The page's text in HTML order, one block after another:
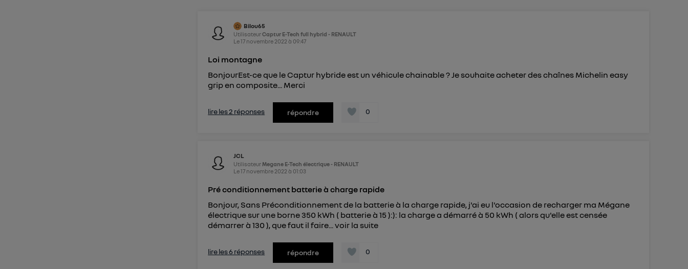
Bilou65
UtilisateurCaptur E-Tech full hybrid - RENAULT
Le17 novembre 2022 à 09:47
Loi montagne
BonjourEst-ce que le Captur hybride est un véhicule chainable ? Je souhaite acheter des chaînes Michelin easy
grip en composite... Merci
lire les 2 réponses répondre 0
JCL
Utilisateur Megane E-Tech électrique - RENAULT
Le17 novembre 2022 à 01:03
Pré conditionnement batterie à charge rapide
Bonjour, Sans Préconditionnement de la batterie à la charge rapide, j'ai eu l'occasion de recharger ma Mégane
électrique sur une borne 350 kWh ( batterie à 15 ):): la charge a démarré à 50 kWh ( alors qu'elle est censée
démarrer à 130 ), que faut il faire...voir la suite
lire les 6 réponses répondre 0
d'informations, veuillez consulter
personnelles d'Utiq